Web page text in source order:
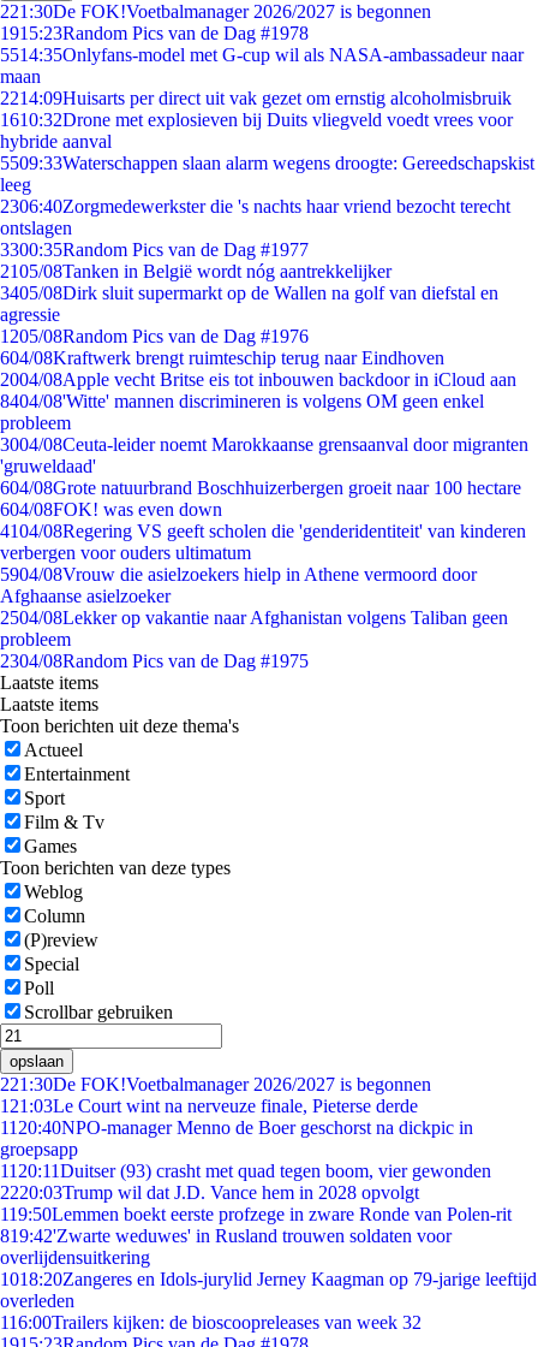
221:30De FOK!Voetbalmanager 2026/2027 is begonnen
1915:23Random Pics van de Dag #1978
5514:35Onlyfans-model met G-cup wil als NASA-ambassadeur naar
maan
2214:09Huisarts per direct uit vak gezet om ernstig alcoholmisbruik
1610:32Drone met explosieven bij Duits vliegveld voedt vrees voor
hybride aanval
5509:33Waterschappen slaan alarm wegens droogte: Gereedschapskist
leeg
2306:40Zorgmedewerkster die 's nachts haar vriend bezocht terecht
ontslagen
3300:35Random Pics van de Dag #1977
2105/08Tanken in België wordt nóg aantrekkelijker
3405/08Dirk sluit supermarkt op de Wallen na golf van diefstal en
agressie
1205/08Random Pics van de Dag #1976
604/08Kraftwerk brengt ruimteschip terug naar Eindhoven
2004/08Apple vecht Britse eis tot inbouwen backdoor in iCloud aan
8404/08'Witte' mannen discrimineren is volgens OM geen enkel
probleem
3004/08Ceuta-leider noemt Marokkaanse grensaanval door migranten
'gruweldaad'
604/08Grote natuurbrand Boschhuizerbergen groeit naar 100 hectare
604/08FOK! was even down
4104/08Regering VS geeft scholen die 'genderidentiteit' van kinderen
verbergen voor ouders ultimatum
5904/08Vrouw die asielzoekers hielp in Athene vermoord door
Afghaanse asielzoeker
2504/08Lekker op vakantie naar Afghanistan volgens Taliban geen
probleem
2304/08Random Pics van de Dag #1975
Laatste items
Laatste items
Toon berichten uit deze thema's
Actueel
Entertainment
Sport
Film & Tv
Games
Toon berichten van deze types
Weblog
Column
(P)review
Special
Poll
Scrollbar gebruiken
opslaan
221:30De FOK!Voetbalmanager 2026/2027 is begonnen
1 21:03Le Court wint na nerveuze finale, Pieterse derde
11 20:40NPO-manager Menno de Boer geschorst na dickpic in
groepsapp
11 20:11Duitser (93) crasht met quad tegen boom, vier gewonden
2220:03Trump wil dat J.D. Vance hem in 2028 opvolgt
119:50Lemmen boekt eerste profzege in zware Ronde van Polen-rit
819:42'Zwarte weduwes' in Rusland trouwen soldaten voor
overlijdensuitkering
1018:20Zangeres en Idols-jurylid Jerney Kaagman op 79-jarige leeftijd
overleden
116:00Trailers kijken: de bioscoopreleases van week 32